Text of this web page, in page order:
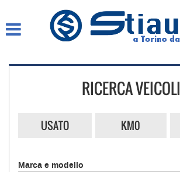
COMPRO AUTO SUBITO
RICERCA VEICOLI
USATO KM0
Marca e modello